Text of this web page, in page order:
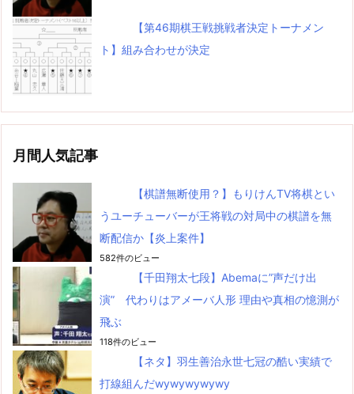
【第46期棋王戦挑戦者決定トーナメン
ト】組み合わせが決定
月間人気記事
【棋譜無断使用？】もりけんTV将棋とい
うユーチューバーが王将戦の対局中の棋譜を無
断配信か【炎上案件】
582件のビュー
【千田翔太七段】Abemaに”声だけ出
演” 代わりはアメーバ人形 理由や真相の憶測が
飛ぶ
118件のビュー
【ネタ】羽生善治永世七冠の酷い実績で
打線組んだwywywywywy